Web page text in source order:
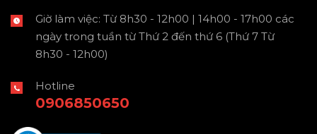
Giờ làm việc: Từ 8h30 - 12h00 | 14h00 - 17h00 các
ngày trong tuần từ Thứ 2 đến thứ 6 (Thứ 7 Từ
8h30 - 12h00)
Hotline
0906850650